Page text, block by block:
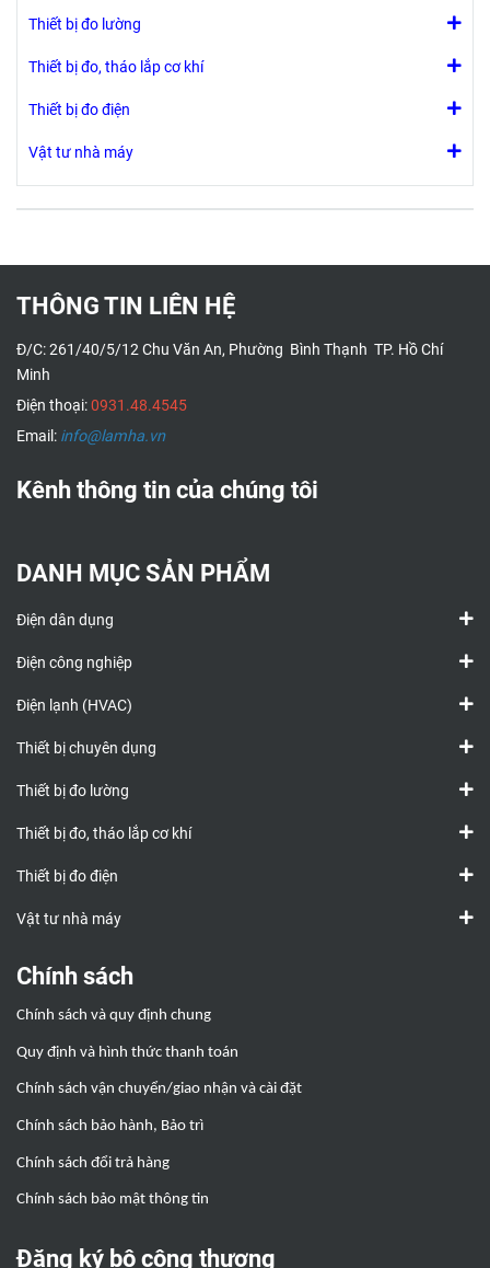
laser nếu vượt
Thiết bị đo lường
Thiết bị đo, tháo lắp cơ khí
Thiết bị đo điện
Vật tư nhà máy
THÔNG TIN LIÊN HỆ
Đ/C: 261/40/5/12 Chu Văn An, Phường Bình Thạnh TP. Hồ Chí
Minh
Điện thoại:0931.48.4545
Email: info@lamha.vn
Kênh thông tin của chúng tôi
DANH MỤC SẢN PHẨM
Điện dân dụng
Điện công nghiệp
Điện lạnh (HVAC)
Thiết bị chuyên dụng
Thiết bị đo lường
Thiết bị đo, tháo lắp cơ khí
Thiết bị đo điện
Vật tư nhà máy
Chính sách
Chính sách và quy định chung
Quy định và hình thức thanh toán
Chính sách vận chuyển/giao nhận và cài đặt
Chính sách bảo hành, Bảo trì
Chính sách đổi trả hàng
Chính sách bảo mật thông tin
Đăng ký bộ công thương